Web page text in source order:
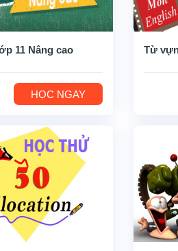
11 Nâng cao
HỌC NGAY
Từ